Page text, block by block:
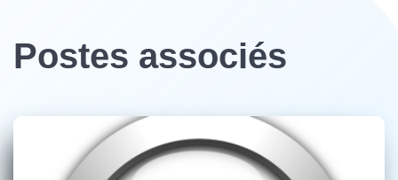
Postes associés